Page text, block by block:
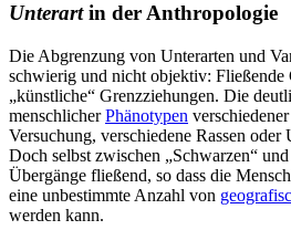
Unterartin der Anthropologie
Die Abgrenzung von Unterarten und
schwierig und nicht objektiv: Fließende
„künstliche“ Grenzziehungen. Die
menschlicherPhänotypen
Versuchung, verschiedene Rassen oder
Doch selbst zwischen „Schwarzen“
Übergänge fließend, so dass die
eine unbestimmte Anzahl von
werden kann.